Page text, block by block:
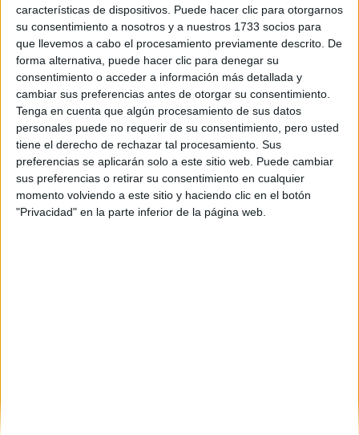
características de dispositivos. Puede hacer clic para otorgarnos
su consentimiento a nosotros y a nuestros 1733 socios para
que llevemos a cabo el procesamiento previamente descrito. De
forma alternativa, puede hacer clic para denegar su
consentimiento o acceder a información más detallada y
cambiar sus preferencias antes de otorgar su consentimiento.
Tenga en cuenta que algún procesamiento de sus datos
personales puede no requerir de su consentimiento, pero usted
tiene el derecho de rechazar tal procesamiento. Sus
preferencias se aplicarán solo a este sitio web. Puede cambiar
sus preferencias o retirar su consentimiento en cualquier
momento volviendo a este sitio y haciendo clic en el botón
"Privacidad" en la parte inferior de la página web.
Seleccionar por provincia
Barcelona(21)
Burgos(1)
A Coruña(1)
Córdoba (1)
Castellón (1)
Cádiz(1)
Granada(2)
Guipúzcoa(2)
León(1)
Madrid
(30)
Málaga (1)
Murcia(1)